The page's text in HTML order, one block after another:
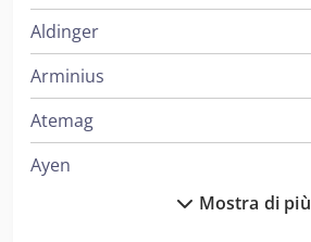
Aldinger
Arminius
Atemag
Ayen
Mostra di più